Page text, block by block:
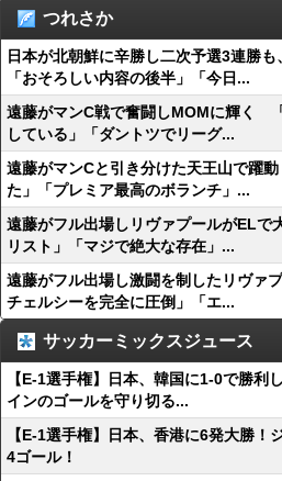
つれさか
日本が北朝鮮に辛勝し二次予選3連勝
「おそろしい内容の後半」「今日...
遠藤がマンC戦で奮闘しMOMに輝く
している」「ダントツでリーグ...
遠藤がマンCと引き分けた天王山で躍
た」「プレミア最高のボランチ」...
遠藤がフル出場しリヴァプールがEL
リスト」「マジで絶大な存在」...
遠藤がフル出場し激闘を制したリヴァ
チェルシーを完全に圧倒」「エ...
サッカーミックスジュース
【E-1選手権】日本、韓国に1-0で勝利
インのゴールを守り切る...
【E-1選手権】日本、香港に6発大勝！
4ゴール！